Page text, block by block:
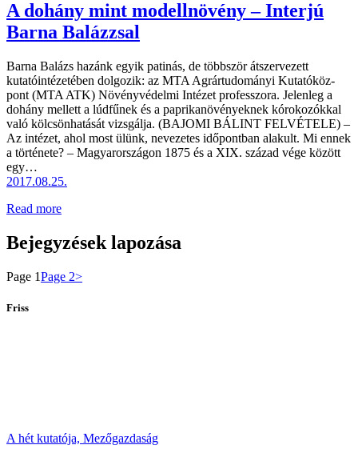
A dohány mint modellnövény – Interjú
Barna Balázzsal
Barna Balázs hazánk egyik patinás, de többször átszervezett
kutatóintézetében dolgozik: az MTA Agrártudományi Kutató­köz­
pont (MTA ATK) Növényvédelmi Intézet professzora. Jelenleg a
dohány mellett a lúdfűnek és a paprikanövényeknek kórokozókkal
való kölcsönhatását vizsgálja. (BAJOMI BÁLINT FELVÉTELE) –
Az intézet, ahol most ülünk, nevezetes időpontban alakult. Mi ennek
a története? – Magyarországon 1875 és a XIX. század vége között
egy…
2017.08.25.
Read more
Bejegyzések lapozása
Page 1Page 2>
Friss
A hét kutatója, Mezőgazdaság